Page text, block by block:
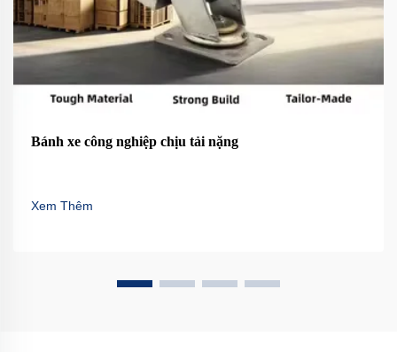
Bánh xe công nghiệp chịu tải nặng
Xem Thêm